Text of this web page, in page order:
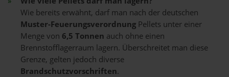
Wie bereits erwähnt, darf man nach der deutschen
Muster-Feuerungsverordnung Pellets unter einer
Menge von 6,5 Tonnen auch ohne einen
Brennstofflagerraum lagern. Überschreitet man diese
Grenze, gelten jedoch diverse
Brandschutzvorschriften.